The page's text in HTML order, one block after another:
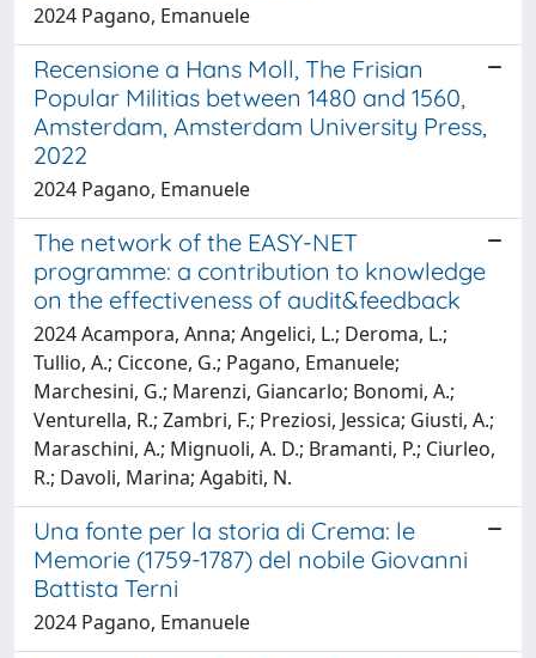
2024 Pagano, Emanuele
Recensione a Hans Moll, The Frisian
Popular Militias between 1480 and 1560,
Amsterdam, Amsterdam University Press,
2022
2024 Pagano, Emanuele
The network of the EASY-NET
programme: a contribution to knowledge
on the effectiveness of audit&feedback
2024 Acampora, Anna; Angelici, L.; Deroma, L.;
Tullio, A.; Ciccone, G.; Pagano, Emanuele;
Marchesini, G.; Marenzi, Giancarlo; Bonomi, A.;
Venturella, R.; Zambri, F.; Preziosi, Jessica; Giusti, A.;
Maraschini, A.; Mignuoli, A. D.; Bramanti, P.; Ciurleo,
R.; Davoli, Marina; Agabiti, N.
Una fonte per la storia di Crema: le
Memorie (1759-1787) del nobile Giovanni
Battista Terni
2024 Pagano, Emanuele